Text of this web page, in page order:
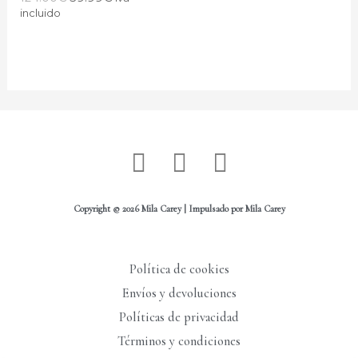
incluido
Política de cookies
Envíos y devoluciones
Políticas de privacidad
Términos y condiciones
I
s
a
g
r
a
W
a
s
a
p
p
F
c
b
o
o
k
Copyright © 2026 Mila Carey | Impulsado por Mila Carey